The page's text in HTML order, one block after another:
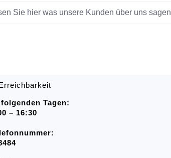
Sie hier was unsere Kunden über uns
Tagen:
– 16:30